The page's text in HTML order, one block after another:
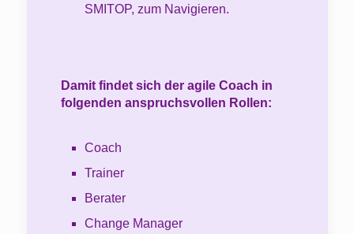
SMITOP, zum Navigieren.
Damit findet sich der agile Coach in
folgenden anspruchsvollen Rollen:
Coach
Trainer
Berater
Change Manager